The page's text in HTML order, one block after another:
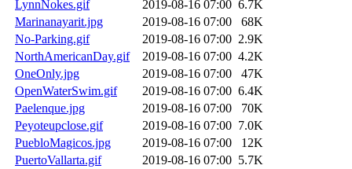
LynnNokes.gif
2019-08-16 07:00 6.7K
Marinanayarit.jpg
2019-08-16 07:00
68K
No-Parking.gif
2019-08-16 07:00 2.9K
NorthAmericanDay.gif
2019-08-16 07:00 4.2K
OneOnly.jpg
2019-08-16 07:00
47K
OpenWaterSwim.gif
2019-08-16 07:00 6.4K
Paelenque.jpg
2019-08-16 07:00
70K
Peyoteupclose.gif
2019-08-16 07:00 7.0K
PuebloMagicos.jpg
2019-08-16 07:00
12K
PuertoVallarta.gif
2019-08-16 07:00 5.7K